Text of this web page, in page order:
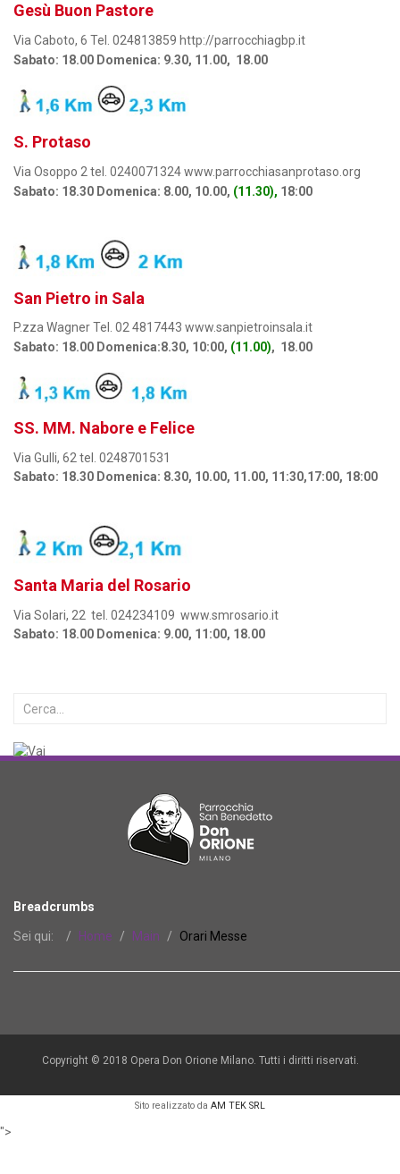
Gesù Buon Pastore
Via Caboto, 6 Tel. 024813859 http://parrocchiagbp.it
Sabato: 18.00 Domenica: 9.30, 11.00, 18.00
S. Protaso
Via Osoppo 2 tel. 0240071324 www.parrocchiasanprotaso.org
Sabato: 18.30 Domenica: 8.00, 10.00, (11.30), 18:00
San Pietro in Sala
P.zza Wagner Tel. 02 4817443 www.sanpietroinsala.it
Sabato: 18.00 Domenica:8.30, 10:00, (11.00), 18.00
SS. MM. Nabore e Felice
Via Gulli, 62 tel. 0248701531
Sabato: 18.30 Domenica: 8.30, 10.00, 11.00, 11:30,17:00, 18:00
Santa Maria del Rosario
Via Solari, 22 tel. 024234109 www.smrosario.it
Sabato: 18.00 Domenica: 9.00, 11:00, 18.00
Breadcrumbs
Sei qui: Home Main Orari Messe
Copyright © 2018 Opera Don Orione Milano. Tutti i diritti riservati.
Sito realizzato da AM TEK SRL
">